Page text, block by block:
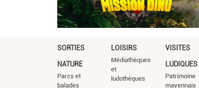
SORTIES
NATURE
Parcs et
balades
LOISIRS
Médiathèques
et
ludothèques
VISITES
LUDIQUES
Patrimoine
mayennais